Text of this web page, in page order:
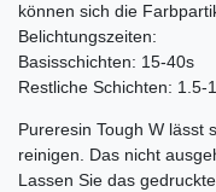
können sich die
Belichtungszeiten:
Basisschichten: 15-40s
Restliche Schichten: 1.5-
Pureresin Tough W lässt
reinigen. Das nicht
Lassen Sie das